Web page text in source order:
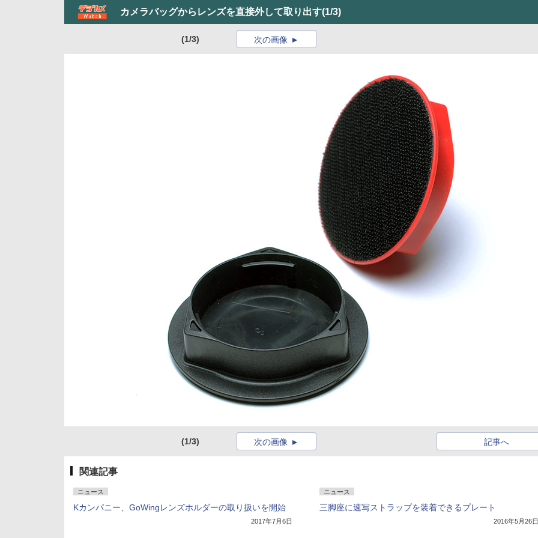
カメラバッグからレンズを直接外して取り出す(1/3)
(1/3) 次の画像
(1/3) 記事へ
次の画像
関連記事
ニュース
Kカンパニー、GoWingレンズホルダーの取り扱いを開始
2017年7月6日
ニュース
三脚座に速写ストラップを装着できるプレート
2016年5月26日